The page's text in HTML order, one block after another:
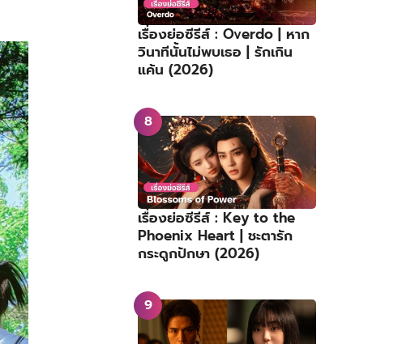
เรื่องย่อซีรีส์ : Overdo | หาก
วินาทีนั้นไม่พบเธอ | รักเกิน
แค้น (2026)
เรื่องย่อซีรีส์ : Key to the
Phoenix Heart | ชะตารัก
กระดูกปักษา (2026)